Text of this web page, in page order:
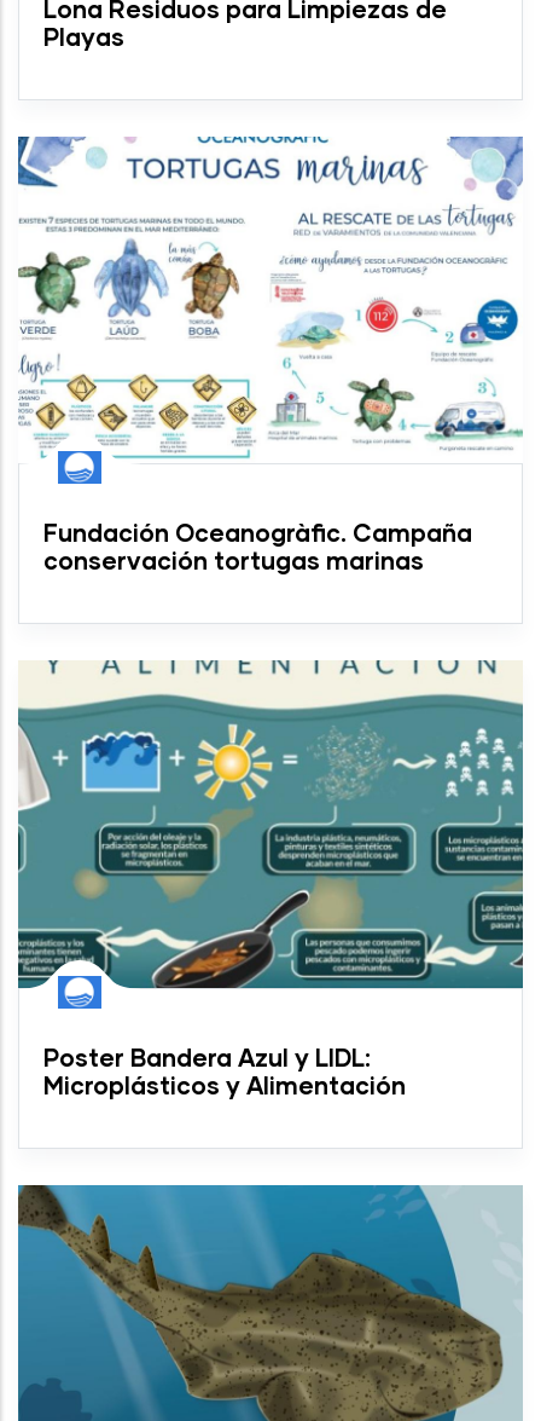
Lona Residuos para Limpiezas de
Playas
Fundación Oceanogràfic. Campaña
conservación tortugas marinas
Poster Bandera Azul y LIDL:
Microplásticos y Alimentación